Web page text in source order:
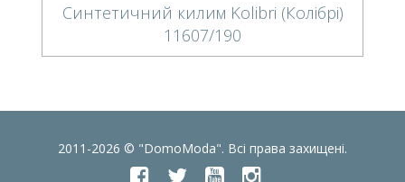
Синтетичний килим Kolibri (Колібрі)
11607/190
2011-2026 © "DomoModa". Всі права захищені.